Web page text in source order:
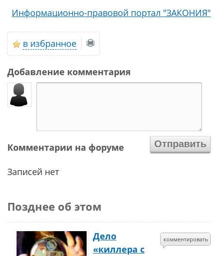
Информационно-правовой портал "ЗАКОНИЯ"
в избранное
Добавление комментария
Комментарии на форуме
Записей нет
Позднее об этом
комментировать
Дело
«киллера с